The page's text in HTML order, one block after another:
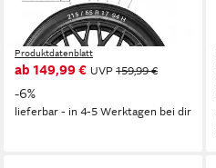
Kraftstoffeffizienz
Produktdatenblatt
Nasshaftung
Produktdatenblatt
ab 149,99 € UVP 159,99 €
-6%
lieferbar - in 4-5 Werktagen bei dir